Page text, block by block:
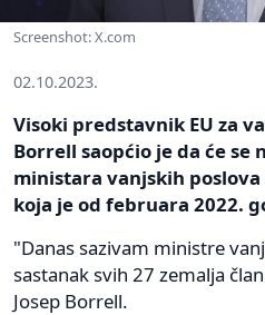
Screenshot: X.com
02.10.2023.
Visoki predstavnik EU za
Borrell saopćio je da će se
ministara vanjskih
koja je od februara 2022.
"Danas sazivam ministre
sastanak svih 27 zemalja
Josep Borrell.